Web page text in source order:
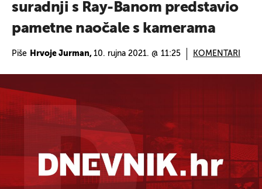
suradnji s Ray-Banom predstavio
pametne naočale s kamerama
Piše Hrvoje Jurman, 10. rujna 2021. @ 11:25 KOMENTARI